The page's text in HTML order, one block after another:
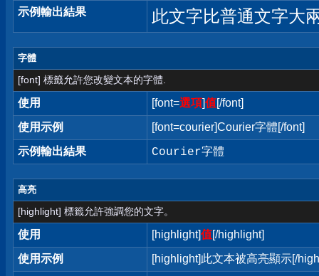
示例輸出結果
此文字比普通文字大
字體
[font] 標籤允許您改變文本的字體.
使用 [font=選項]值[/font]
使用示例
[font=courier]Courier字體[/font]
示例輸出結果
Courier字體
高亮
[highlight] 標籤允許強調您的文字。
使用 [highlight]值[/highlight]
使用示例
[highlight]此文本被高亮顯示[/